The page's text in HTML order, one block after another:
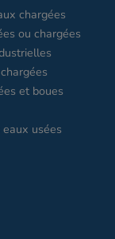
chargées
ou chargées
et boues
usées